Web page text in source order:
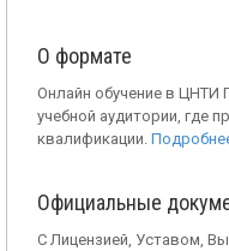
О формате
Онлайн обучение в ЦНТИ
учебной аудитории, где
квалификации.
Официальные
С Лицензией, Уставом,